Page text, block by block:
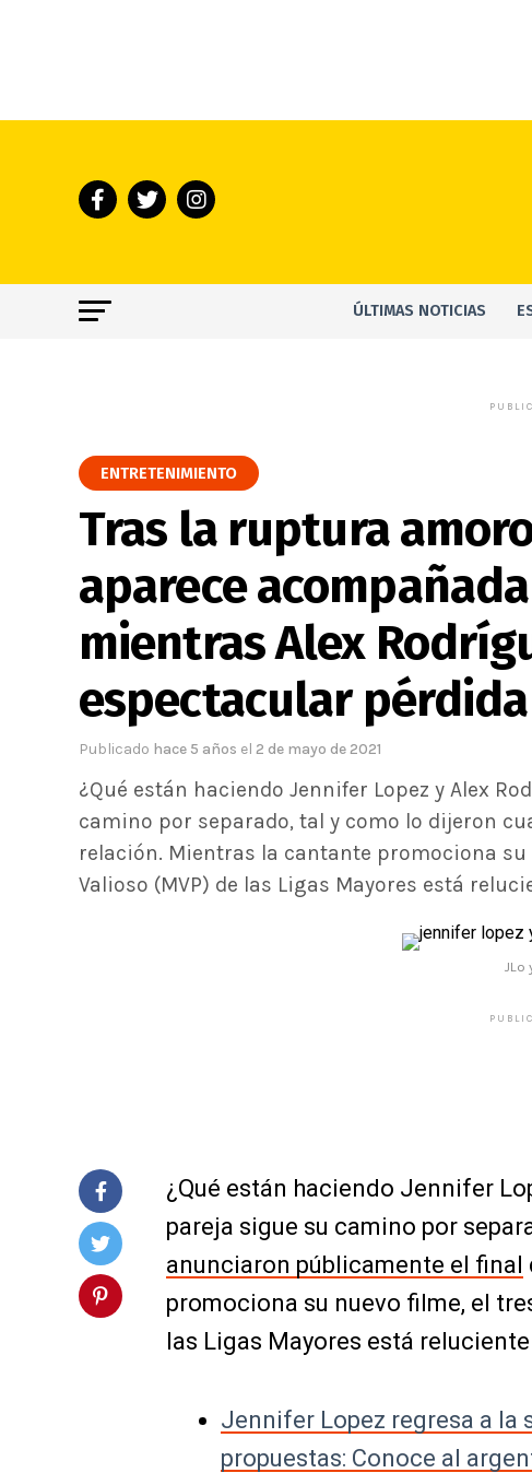
ÚLTIMAS NOTICIAS
ENTRETENIMIENTO
Tras la ruptura
aparece
mientras Alex
espectacular pérdida
Publicado hace 5 años el 2 de mayo de 2021
¿Qué están haciendo Jennifer Lopez y Alex
camino por separado, tal y como lo dijeron
relación. Mientras la cantante promociona su
Valioso (MVP) de las Ligas Mayores está
JLo
¿Qué están haciendo Jennifer
pareja sigue su camino por
anunciaron públicamente el final
promociona su nuevo filme, el
las Ligas Mayores está
Jennifer Lopez regresa a la
propuestas: Conoce al